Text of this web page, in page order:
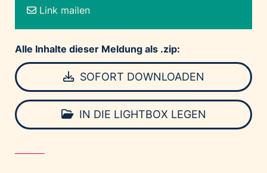
Link mailen
Alle Inhalte dieser Meldung als .zip:
SOFORT DOWNLOADEN
IN DIE LIGHTBOX LEGEN